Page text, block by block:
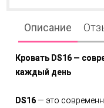
Описание
Кровать DS16 —
каждый день
DS16— это